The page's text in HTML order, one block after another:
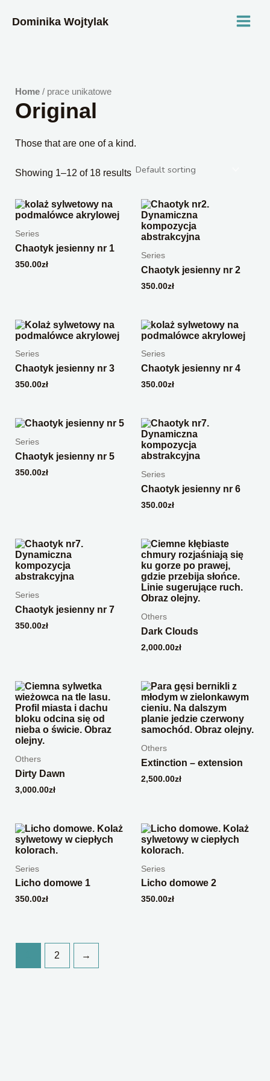
content
Dominika Wojtylak
Home/ prace unikatowe
Original
Those that are one of a kind.
Showing 1–12 of 18 results
Series
Chaotyk jesienny nr 1
350.00zł
Series
Chaotyk jesienny nr 2
350.00zł
Series
Chaotyk jesienny nr 3
350.00zł
Series
Chaotyk jesienny nr 4
350.00zł
Series
Chaotyk jesienny nr 5
350.00zł Series
Chaotyk jesienny nr 6
350.00zł
Series
Chaotyk jesienny nr 7
350.00zł
Others
Dark Clouds
2,000.00zł
Others
Dirty Dawn
3,000.00zł
Others
Extinction – extension
2,500.00zł
Series
Licho domowe 1
350.00zł
Series
Licho domowe 2
350.00zł
2 →